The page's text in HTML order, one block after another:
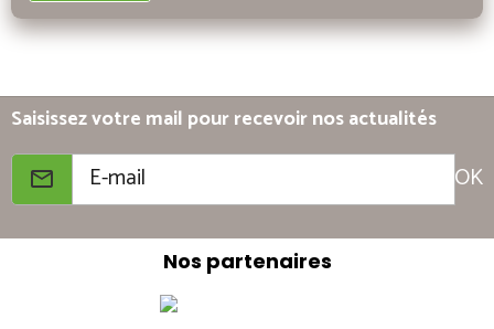
Saisissez votre mail pour recevoir nos actualités
OK
Nos partenaires